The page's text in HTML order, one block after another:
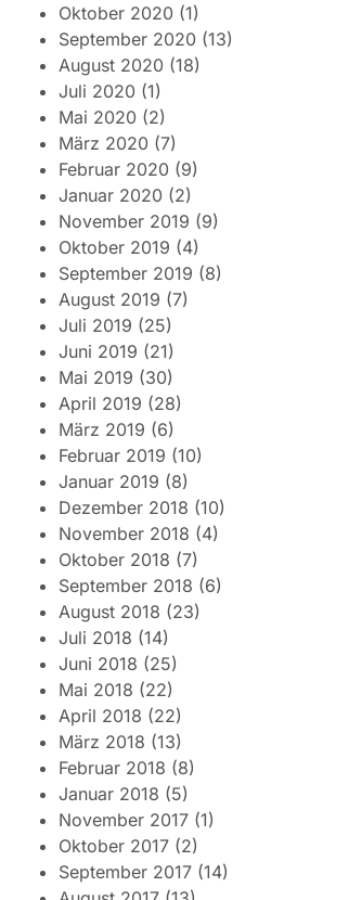
Oktober 2020 (1)
September 2020 (13)
August 2020 (18)
Juli 2020 (1)
Mai 2020 (2)
März 2020 (7)
Februar 2020 (9)
Januar 2020 (2)
November 2019 (9)
Oktober 2019 (4)
September 2019 (8)
August 2019 (7)
Juli 2019 (25)
Juni 2019 (21)
Mai 2019 (30)
April 2019 (28)
März 2019 (6)
Februar 2019 (10)
Januar 2019 (8)
Dezember 2018 (10)
November 2018 (4)
Oktober 2018 (7)
September 2018 (6)
August 2018 (23)
Juli 2018 (14)
Juni 2018 (25)
Mai 2018 (22)
April 2018 (22)
März 2018 (13)
Februar 2018 (8)
Januar 2018 (5)
November 2017 (1)
Oktober 2017 (2)
September 2017 (14)